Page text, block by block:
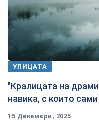
УЛИЦАТА
"Кралицата на
навика, с които
15 Декември, 2025